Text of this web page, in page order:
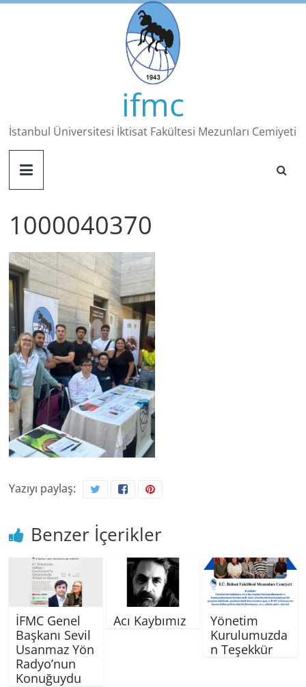
Skip
ifmc
İstanbul Üniversitesi İktisat Fakültesi Mezunları Cemiyeti
1000040370
Yazıyı paylaş:
Benzer İçerikler
İFMC Genel
Başkanı Sevil
Usanmaz Yön
Radyo’nun
Konuğuydu
Acı Kaybımız
Yönetim
Kurulumuzda
n Teşekkür